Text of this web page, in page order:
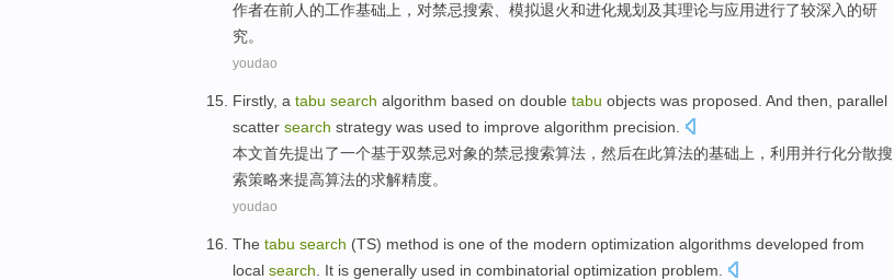
作者在前人的工作基础上 ， 对禁忌搜索、 模拟退火和进化规划 及其理论与应用进行了较深入的研
究。
youdao
Firstly, a tabu search algorithm based on double tabu objects was proposed And then
parallel
scatter search strategy was used to improve algorithm precision.
本文首先提出了一个基于双禁忌对象的禁忌搜索算法， 然后在此算法的基础上， 利用并行化分散搜
索策略来提高算法的求解精度。
youdao
The tabu search (TS) method is one of the modern optimization algorithms developed from
local search . It is generally used in combinatorial optimization problem